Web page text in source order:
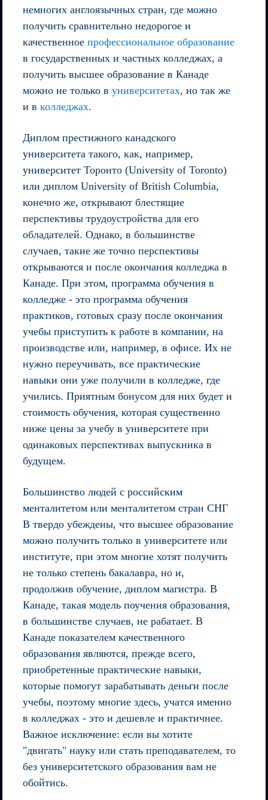
немногих англоязычных стран, где можно
получить сравнительно недорогое и
качественное профессиональное образование
в государственных и частных колледжах, а
получить высшее образование в Канаде
можно не только в университетах, но так же
и в колледжах.
Диплом престижного канадского
университета такого, как, например,
университет Торонто (University of Toronto)
или диплом University of British Columbia,
конечно же, открывают блестящие
перспективы трудоустройства для его
обладателей. Однако, в большинстве
случаев, такие же точно перспективы
открываются и после окончания колледжа в
Канаде. При этом, программа обучения в
колледже - это программа обучения
практиков, готовых сразу после окончания
учебы приступить к работе в компании, на
производстве или, например, в офисе. Их не
нужно переучивать, все практические
навыки они уже получили в колледже, где
учились. Приятным бонусом для них будет и
стоимость обучения, которая существенно
ниже цены за учебу в университете при
одинаковых перспективах выпускника в
будущем.
Большинство людей с российским
менталитетом или менталитетом стран СНГ
В твердо убеждены, что высшее образование
можно получить только в университете или
институте, при этом многие хотят получить
не только степень бакалавра, но и,
продолжив обучение, диплом магистра. В
Канаде, такая модель поучения образования,
в большинстве случаев, не рабатает. В
Канаде показателем качественного
образования являются, прежде всего,
приобретенные практические навыки,
которые помогут зарабатывать деньги после
учебы, поэтому многие здесь, учатся именно
в колледжах - это и дешевле и практичнее.
Важное исключение: если вы хотите
"двигать" науку или стать преподавателем, то
без университетского образования вам не
обойтись.